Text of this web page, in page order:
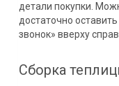
детали покупки.
достаточно
звонок» вверху
Сборка